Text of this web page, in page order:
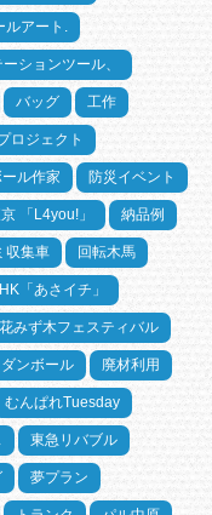
ルアート.
ションツール、
バッグ 工作
ロジェクト
ル作家 防災イベント
「L4you!」 納品例
収集車 回転木馬
「あさイチ」
みず木フェスティバル
ダンボール 廃材利用
むんぱれTuesday
東急リバブル
夢プラン